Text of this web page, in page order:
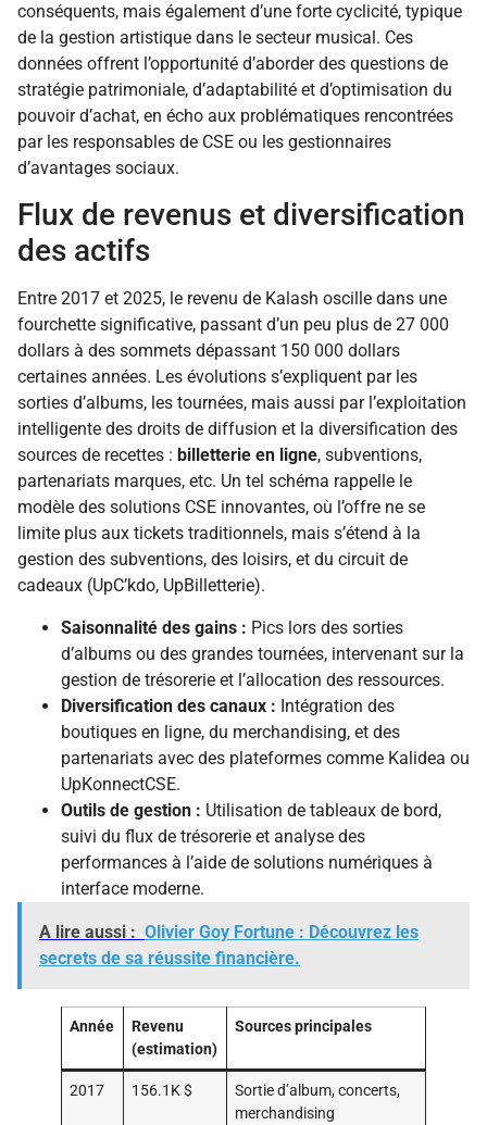
conséquents, mais également d’une forte cyclicité, typique
de la gestion artistique dans le secteur musical. Ces
données offrent l’opportunité d’aborder des questions de
stratégie patrimoniale, d’adaptabilité et d’optimisation du
pouvoir d’achat, en écho aux problématiques rencontrées
par les responsables de CSE ou les gestionnaires
d’avantages sociaux.
Flux de revenus et diversification
des actifs
Entre 2017 et 2025, le revenu de Kalash oscille dans une
fourchette significative, passant d’un peu plus de 27 000
dollars à des sommets dépassant 150 000 dollars
certaines années. Les évolutions s’expliquent par les
sorties d’albums, les tournées, mais aussi par l’exploitation
intelligente des droits de diffusion et la diversification des
sources de recettes : billetterie en ligne, subventions,
partenariats marques, etc. Un tel schéma rappelle le
modèle des solutions CSE innovantes, où l’offre ne se
limite plus aux tickets traditionnels, mais s’étend à la
gestion des subventions, des loisirs, et du circuit de
cadeaux (UpC’kdo, UpBilletterie).
Saisonnalité des gains : Pics lors des sorties
d’albums ou des grandes tournées, intervenant sur la
gestion de trésorerie et l’allocation des ressources.
Diversification des canaux : Intégration des
boutiques en ligne, du merchandising, et des
partenariats avec des plateformes comme Kalidea ou
UpKonnectCSE.
Outils de gestion : Utilisation de tableaux de bord,
suivi du flux de trésorerie et analyse des
performances à l’aide de solutions numériques à
interface moderne.
A lire aussi : Olivier Goy Fortune : Découvrez les
secrets de sa réussite financière.
Année
Revenu
(estimation)
Sources principales
2017 156.1K $
Sortie d’album, concerts,
merchandising